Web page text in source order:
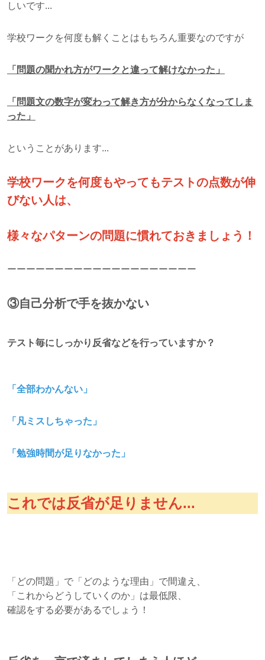
しいです...
学校ワークを何度も解くことはもちろん重要なのですが
「問題の聞かれ方がワークと違って解けなかった」
「問題文の数字が変わって解き方が分からなくなってしま
った」
ということがあります...
学校ワークを何度もやってもテストの点数が伸
びない人は、
様々なパターンの問題に慣れておきましょう！
ーーーーーーーーーーーーーーーーーーーー
③自己分析で手を抜かない
テスト毎にしっかり反省などを行っていますか？
「全部わかんない」
「凡ミスしちゃった」
「勉強時間が足りなかった」
これでは反省が足りません...
「どの問題」で「どのような理由」で間違え、
「これからどうしていくのか」は最低限、
確認をする必要があるでしょう！